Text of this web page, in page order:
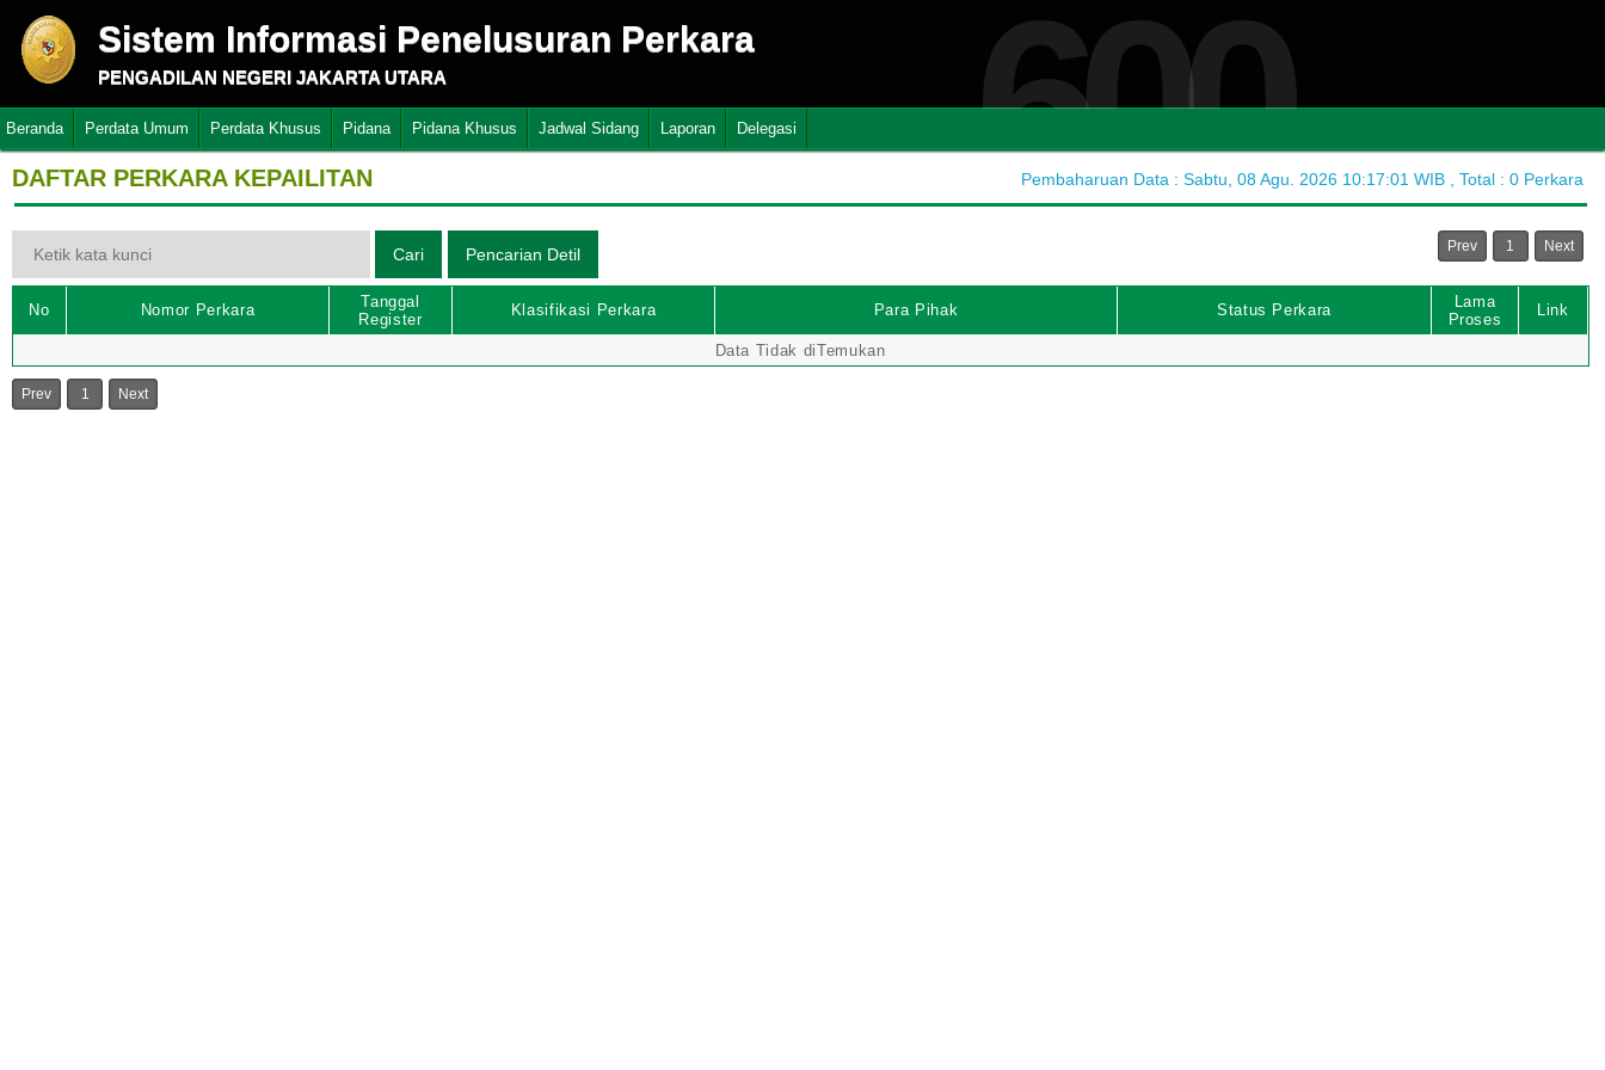
Sistem Informasi Penelusuran Perkara
PENGADILAN NEGERI JAKARTA UTARA 600
Beranda Perdata Umum Perdata Khusus Pidana Pidana Khusus Jadwal Sidang Laporan Delegasi
DAFTAR PERKARA KEPAILITAN Pembaharuan Data : Sabtu, 08 Agu. 2026 10:17:01 WIB , Total : 0 Perkara
Prev 1 Next
No Nomor Perkara
Tanggal
Register
Klasifikasi Perkara Para Pihak Status Perkara
Lama
Proses
Link
Data Tidak diTemukan
Prev 1 Next